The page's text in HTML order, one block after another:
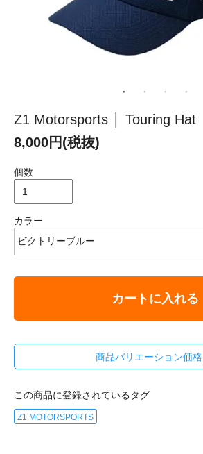
Z1 Motorsports │ Touring Hat
8,000円(税抜)
個数
カラー
カートに入れる
商品バリエーション価格
この商品に登録されているタグ
Z1 MOTORSPORTS